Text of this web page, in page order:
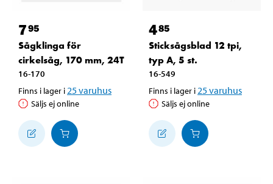
795
Sågklinga för
cirkelsåg, 170 mm, 24T
16-170
Finns i lager i 25varuhus
Säljs ej online
485
Sticksågsblad 12 tpi,
typ A, 5 st.
16-549
Finns i lager i 25varuhus
Säljs ej online